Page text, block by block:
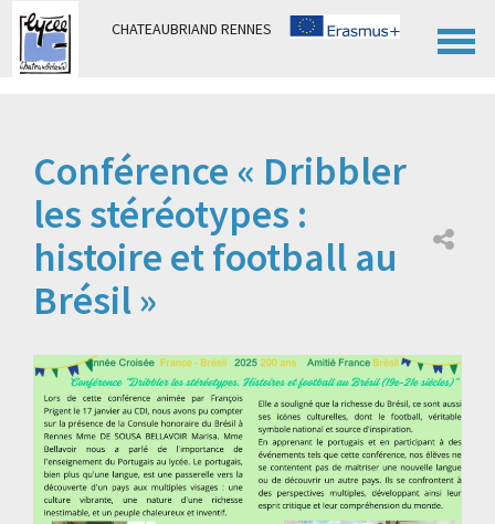
CHATEAUBRIAND RENNES
Conférence « Dribbler
les stéréotypes :
histoire et football au
Brésil »
Panneau de gestion des cookies